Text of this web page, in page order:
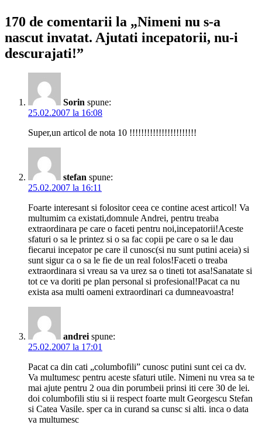
170 de comentarii la „Nimeni nu s-a
nascut invatat. Ajutati incepatorii, nu-i
descurajati!”
Sorin spune:
25.02.2007 la 16:08
Super,un articol de nota 10 !!!!!!!!!!!!!!!!!!!!!!!
stefan spune:
25.02.2007 la 16:11
Foarte interesant si folositor ceea ce contine acest articol! Va
multumim ca existati,domnule Andrei, pentru treaba
extraordinara pe care o faceti pentru noi,incepatorii!Aceste
sfaturi o sa le printez si o sa fac copii pe care o sa le dau
fiecarui incepator pe care il cunosc(si nu sunt putini aceia) si
sunt sigur ca o sa le fie de un real folos!Faceti o treaba
extraordinara si vreau sa va urez sa o tineti tot asa!Sanatate si
tot ce va doriti pe plan personal si profesional!Pacat ca nu
exista asa multi oameni extraordinari ca dumneavoastra!
andrei spune:
25.02.2007 la 17:01
Pacat ca din cati „columbofili” cunosc putini sunt cei ca dv.
Va multumesc pentru aceste sfaturi utile. Nimeni nu vrea sa te
mai ajute pentru 2 oua din porumbeii prinsi iti cere 30 de lei.
doi columbofili stiu si ii respect foarte mult Georgescu Stefan
si Catea Vasile. sper ca in curand sa cunsc si alti. inca o data
va multumesc